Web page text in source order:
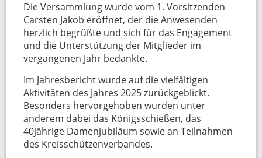
Die Versammlung wurde vom 1. Vorsitzenden
Carsten Jakob eröffnet, der die Anwesenden
herzlich begrüßte und sich für das Engagement
und die Unterstützung der Mitglieder im
vergangenen Jahr bedankte.
Im Jahresbericht wurde auf die vielfältigen
Aktivitäten des Jahres 2025 zurückgeblickt.
Besonders hervorgehoben wurden unter
anderem dabei das Königsschießen, das
40jährige Damenjubiläum sowie an Teilnahmen
des Kreisschützenverbandes.